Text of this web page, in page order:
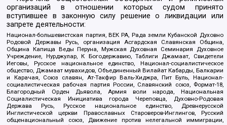
организаций в отношении которых судом принято
вступившее в законную силу решение о ликвидации или
запрете деятельности:
Национал-большевистская партия, ВЕК РА, Рада земли Кубанской Духовно
Родовой Державы Русь, организация Асгардская Славянская Община,
Община Капища Веды Перуна, Мужская Духовная Семинария Духовное
Учреждение, Нурджулар, К Богодержавию, Таблиги Джамаат, Свидетели
Иеговы, Русское национальное единство, Национал-социалистическое
общество, Джамаат мувахидов, Объединенный Вилайат Кабарды, Балкарии
и Карачая, Союз славян, Ат-Такфир Валь-Хиджра, Пит Буль, Национал-
социалистическая рабочая партия России, Славянский союз, Формат-18,
Благородный Орден Дьявола, Армия воли народа, Национальная
Социалистическая Инициатива города Череповца, Духовно-Родовая
Держава Русь, Русское национальное единство, Древнерусской
Инглистической церкви Православных Староверов-Инглингов, Русский
общенациональный союз, Движение против нелегальной иммиграции,